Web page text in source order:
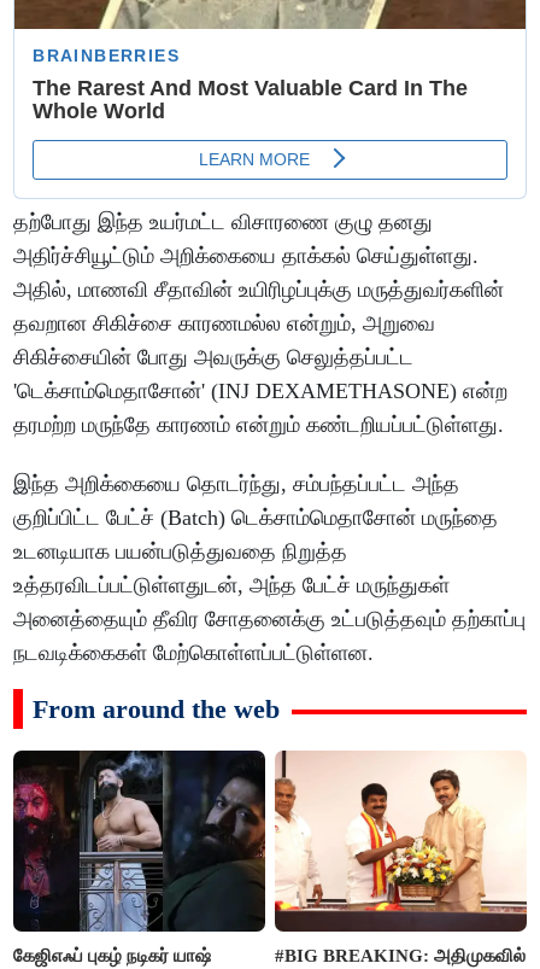
தற்போது இந்த உயர்மட்ட விசாரணை குழு தனது
அதிர்ச்சியூட்டும் அறிக்கையை தாக்கல் செய்துள்ளது.
அதில், மாணவி சீதாவின் உயிரிழப்புக்கு மருத்துவர்களின்
தவறான சிகிச்சை காரணமல்ல என்றும், அறுவை
சிகிச்சையின் போது அவருக்கு செலுத்தப்பட்ட
'டெக்சாம்மெதாசோன்' (INJ DEXAMETHASONE) என்ற
தரமற்ற மருந்தே காரணம் என்றும் கண்டறியப்பட்டுள்ளது.
இந்த அறிக்கையை தொடர்ந்து, சம்பந்தப்பட்ட அந்த
குறிப்பிட்ட பேட்ச் (Batch) டெக்சாம்மெதாசோன் மருந்தை
உடனடியாக பயன்படுத்துவதை நிறுத்த
உத்தரவிடப்பட்டுள்ளதுடன், அந்த பேட்ச் மருந்துகள்
அனைத்தையும் தீவிர சோதனைக்கு உட்படுத்தவும் தற்காப்பு
நடவடிக்கைகள் மேற்கொள்ளப்பட்டுள்ளன.
From around the web
கேஜிஎஃப் புகழ் நடிகர் யாஷ்
#BIG BREAKING: அதிமுகவில்